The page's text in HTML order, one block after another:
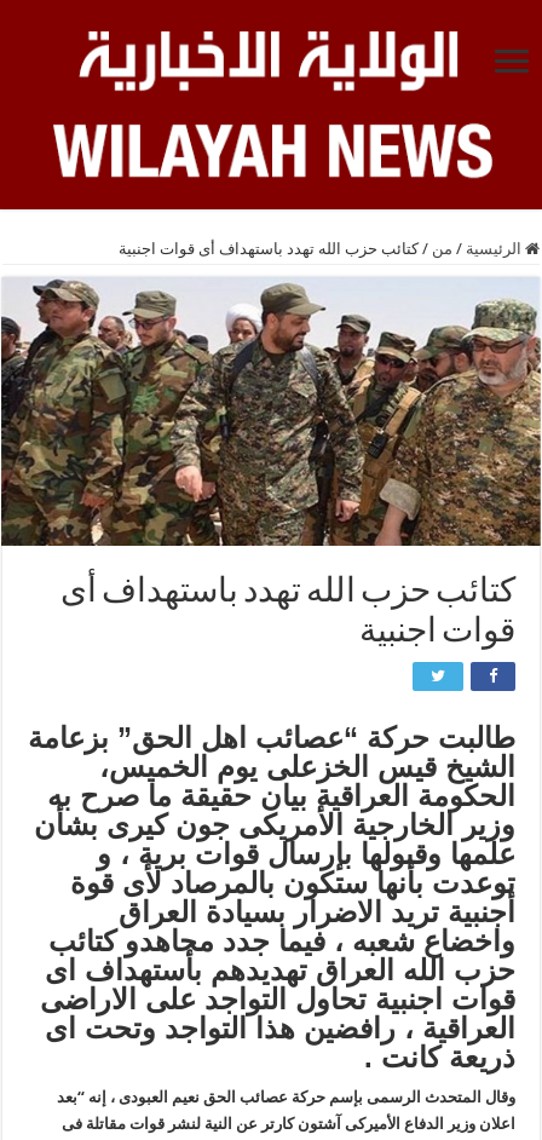
الرئيسية / من / کتائب حزب الله تهدد باستهداف أی قوات اجنبیة
کتائب حزب الله تهدد باستهداف أی
قوات اجنبیة
طالبت حرکة “عصائب اهل الحق” بزعامة
الشیخ قیس الخزعلی یوم الخمیس،
الحکومة العراقیة بیان حقیقة ما صرح به
وزیر الخارجیة الأمریکی جون کیری بشأن
علمها وقبولها بإرسال قوات بریة ، و
توعدت بأنها ستکون بالمرصاد لأی قوة
أجنبیة ترید الاضرار بسیادة العراق
واخضاع شعبه ، فیما جدد مجاهدو کتائب
حزب الله العراق تهدیدهم بأستهداف ای
قوات اجنبیة تحاول التواجد على الاراضی
العراقیة ، رافضین هذا التواجد وتحت ای
ذریعة کانت .
وقال المتحدث الرسمی بإسم حرکة عصائب الحق نعیم العبودی ، إنه “بعد
اعلان وزیر الدفاع الأمیرکی آشتون کارتر عن النیة لنشر قوات مقاتلة فی